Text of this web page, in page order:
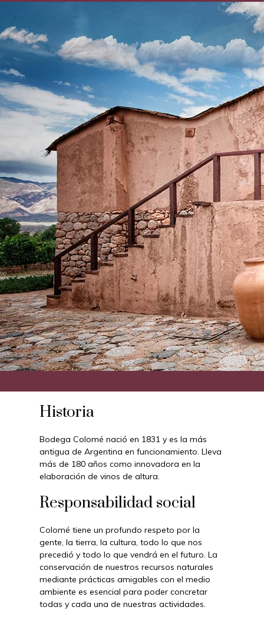
Historia
Bodega Colomé nació en 1831 y es la más
antigua de Argentina en funcionamiento. Lleva
más de 180 años como innovadora en la
elaboración de vinos de altura.
Responsabilidad social
Colomé tiene un profundo respeto por la
gente, la tierra, la cultura, todo lo que nos
precedió y todo lo que vendrá en el futuro. La
conservación de nuestros recursos naturales
mediante prácticas amigables con el medio
ambiente es esencial para poder concretar
todas y cada una de nuestras actividades.